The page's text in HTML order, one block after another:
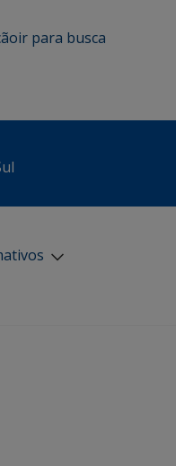
ir para busca